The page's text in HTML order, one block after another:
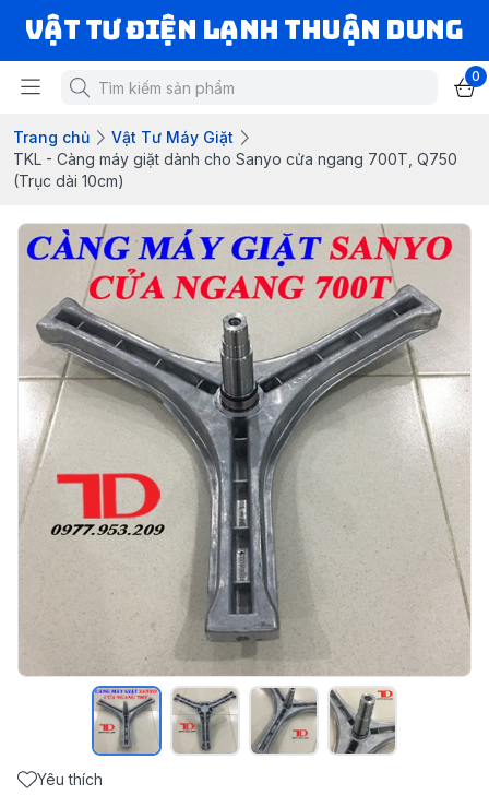
VẬT TƯ ĐIỆN LẠNH THUẬN DUNG
0
Trang chủ
Vật Tư Máy Giặt
TKL - Càng máy giặt dành cho Sanyo cửa ngang 700T, Q750
(Trục dài 10cm)
Yêu thích